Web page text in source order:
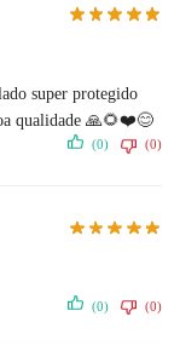
super protegido
qualidade 🙏🌻❤️😊
(0) (0)
(0) (0)